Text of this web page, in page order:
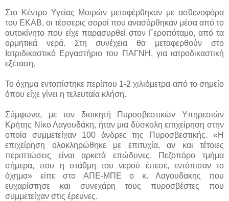
Στο Κέντρο Υγείας Μοιρών μεταφέρθηκαν με ασθενοφόρα
του ΕΚΑΒ, οι τέσσερις σοροί που ανασύρθηκαν μέσα από το
αυτοκίνητο που είχε παρασυρθεί στον Γεροπόταμο, από τα
ορμητικά νερά. Στη συνέχεια θα μεταφερθούν στο
Ιατριδικαστικό Εργαστήριο του ΠΑΓΝΗ, για ιατροδικαστική
εξέταση.
Το όχημα εντοπίστηκε περίπου 1-2 χιλιόμετρα από το σημείο
όπου είχε γίνει η τελευταία κλήση.
Σύμφωνα, με τον διοικητή Πυροσβεστικών Υπηρεσιών
Κρήτης Νίκο Λαγουδάκη, ήταν μια δύσκολη επιχείρηση στην
οποία συμμετείχαν 100 άνδρες της Πυροσβεστικής. «Η
επιχείρηση ολοκληρώθηκε με επιτυχία, αν και τέτοιες
περιπτώσεις είναι αρκετά επώδυνες. Πεζοπόρο τμήμα
σήμερα, που η στάθμη του νερού έπεσε, εντόπισαν το
όχημα» είπε στο ΑΠΕ-ΜΠΕ ο κ. Λαγουδακης που
ευχαρίστησε και συνεχάρη τους πυροσβέστες που
συμμετείχαν στις έρευνες.